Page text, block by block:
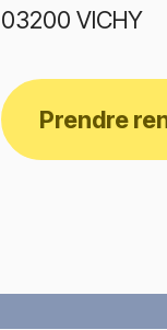
03200 VICHY
Prendre